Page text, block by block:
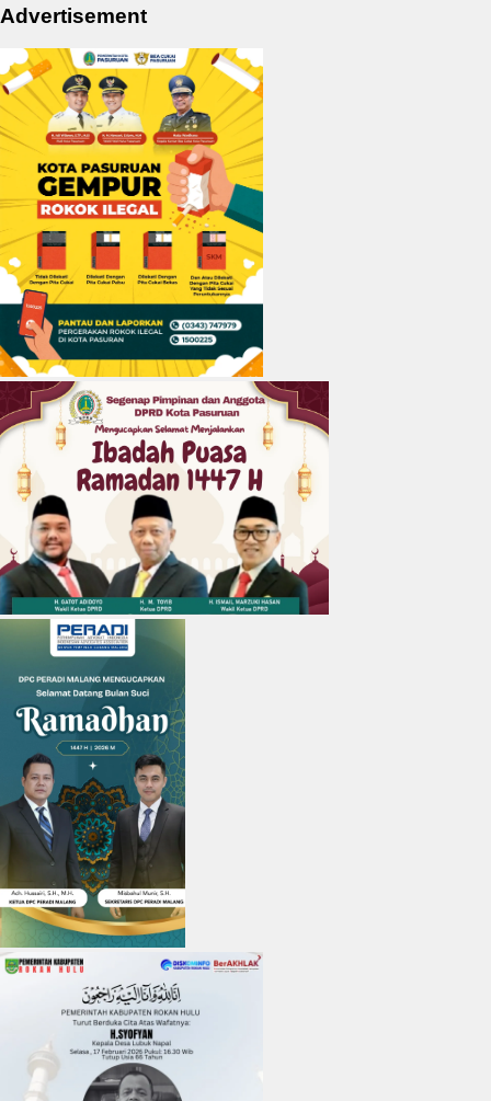
Advertisement